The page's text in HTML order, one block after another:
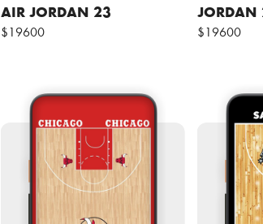
AIR JORDAN 23
$19600
JORDAN
$19600